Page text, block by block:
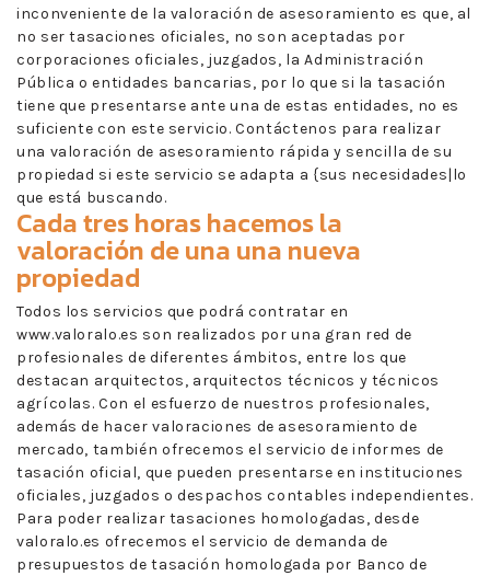
inconveniente de la valoración de asesoramiento es que, al
no ser tasaciones oficiales, no son aceptadas por
corporaciones oficiales, juzgados, la Administración
Pública o entidades bancarias, por lo que si la tasación
tiene que presentarse ante una de estas entidades, no es
suficiente con este servicio. Contáctenos para realizar
una valoración de asesoramiento rápida y sencilla de su
propiedad si este servicio se adapta a {sus necesidades|lo
que está buscando.
Cada tres horas hacemos la
valoración de una una nueva
propiedad
Todos los servicios que podrá contratar en
www.valoralo.es son realizados por una gran red de
profesionales de diferentes ámbitos, entre los que
destacan arquitectos, arquitectos técnicos y técnicos
agrícolas. Con el esfuerzo de nuestros profesionales,
además de hacer valoraciones de asesoramiento de
mercado, también ofrecemos el servicio de informes de
tasación oficial, que pueden presentarse en instituciones
oficiales, juzgados o despachos contables independientes.
Para poder realizar tasaciones homologadas, desde
valoralo.es ofrecemos el servicio de demanda de
presupuestos de tasación homologada por Banco de